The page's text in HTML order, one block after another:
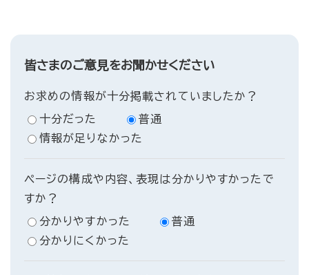
皆さまのご意見をお聞かせください
お求めの情報が十分掲載されていましたか？
十分だった
普通
情報が足りなかった
ページの構成や内容、表現は分かりやすかったで
すか？
分かりやすかった
普通
分かりにくかった